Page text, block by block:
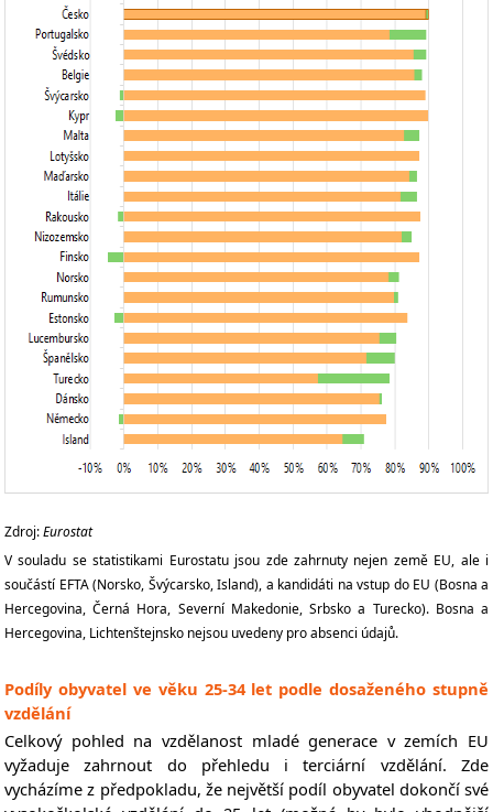
Zdroj:Eurostat
V souladu se statistikami Eurostatu jsou zde zahrnuty nejen země EU, ale i
součástí EFTA (Norsko, Švýcarsko, Island), a kandidáti na vstup do EU (Bosna a
Hercegovina, Černá Hora, Severní Makedonie, Srbsko a Turecko). Bosna a
Hercegovina, Lichtenštejnsko nejsou uvedeny pro absenci údajů.
Podíly obyvatel ve věku 25-34 let podle dosaženého stupně
vzdělání
Celkový pohled na vzdělanost mladé generace v zemích EU
vyžaduje zahrnout do přehledu i terciární vzdělání. Zde
vycházíme z předpokladu, že největší podíl obyvatel dokončí své